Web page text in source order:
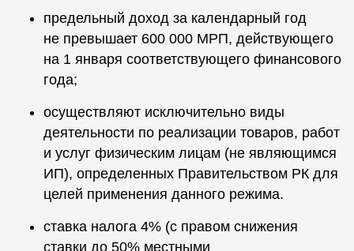
предельный доход за календарный год
не превышает 600 000 МРП, действующего
на 1 января соответствующего финансового
года;
осуществляют исключительно виды
деятельности по реализации товаров, работ
и услуг физическим лицам (не являющимся
ИП), определенных Правительством РК для
целей применения данного режима.
ставка налога 4% (с правом снижения
ставки до 50% местными